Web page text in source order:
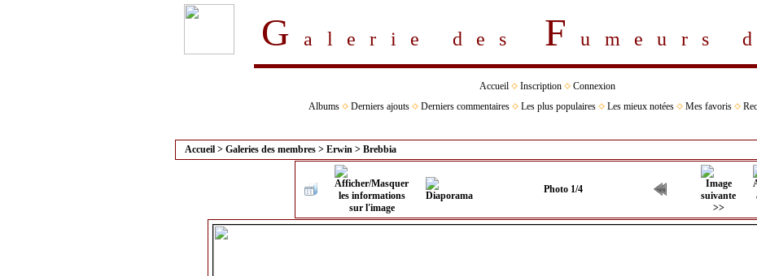
Galerie des Fumeurs
Accueil Inscription
Connexion
Albums
Derniers ajouts Derniers commentaires Les plus populaires Les mieux notées Mes favoris
Accueil > Galeries des membres > Erwin > Brebbia
Photo 1/4